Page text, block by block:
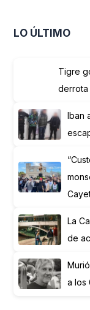
LO ÚLTIMO
Tigre
derrota
Iban
La
de
a los